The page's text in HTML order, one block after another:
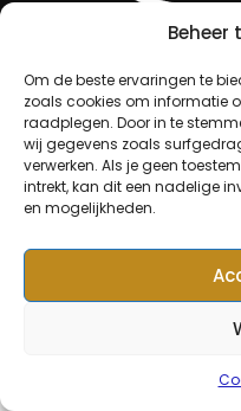
Om de beste ervaringen te
zoals cookies om informatie
raadplegen. Door in te
wij gegevens zoals
verwerken. Als je geen
intrekt, kan dit een nadelige
en mogelijkheden.
©